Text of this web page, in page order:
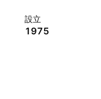
設立
1975